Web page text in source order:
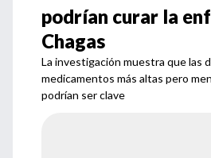
podrían curar la
Chagas
La investigación muestra que las
medicamentos más altas pero
podrían ser clave